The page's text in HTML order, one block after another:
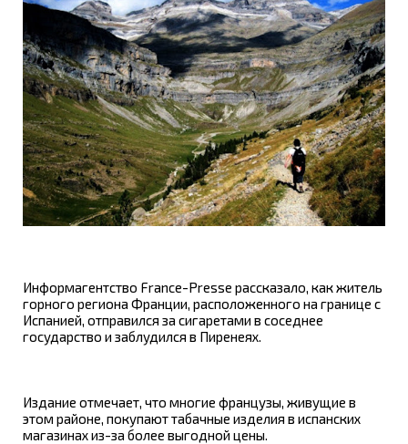
Информагентство France-Presse рассказало, как житель
горного региона Франции, расположенного на границе с
Испанией, отправился за сигаретами в соседнее
государство и заблудился в Пиренеях.
Издание отмечает, что многие французы, живущие в
этом районе, покупают табачные изделия в испанских
магазинах из-за более выгодной цены.